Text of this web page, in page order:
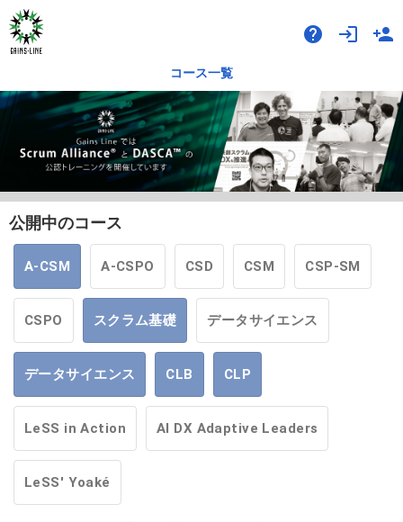
help login person_add
コース一覧
公開中のコース
A-CSM A-CSPO CSD CSM CSP-SM
CSPO スクラム基礎 データサイエンス
データサイエンス CLB CLP
LeSS in Action AI DX Adaptive Leaders
LeSS' Yoaké